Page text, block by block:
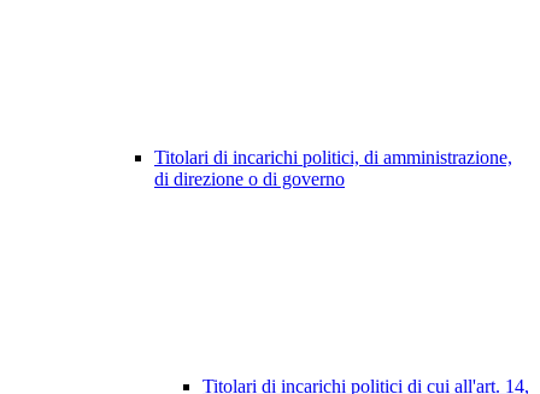
Titolari di incarichi politici, di amministrazione,
di direzione o di governo
Titolari di incarichi politici di cui all'art. 14,